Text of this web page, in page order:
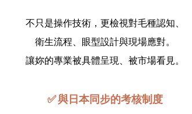
不只是操作技術，更檢視對毛種認知、
衛生流程、眼型設計與現場應對。
讓妳的專業被具體呈現、被市場看見。
✅ 與日本同步的考核制度